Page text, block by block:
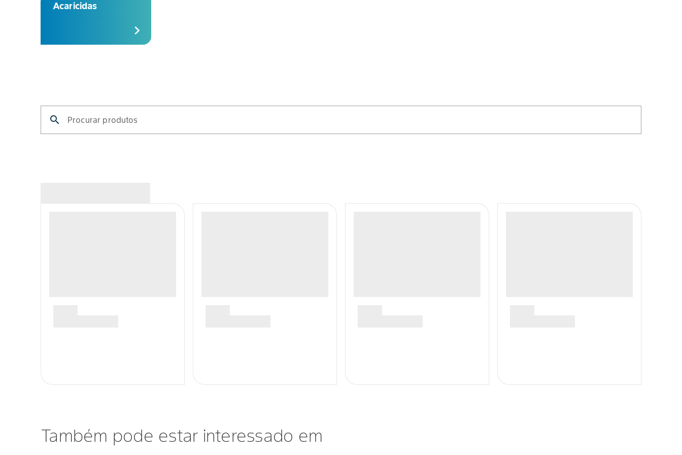
Acaricidas
chevron_right
search Procurar produtos
Também pode estar interessado em